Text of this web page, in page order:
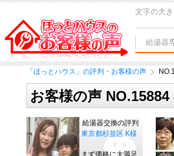
文字の大き
給湯器
「ほっとハウス」の評判・お客様の声
お客様の声
給湯器交換の評判
東京都杉並区 K様